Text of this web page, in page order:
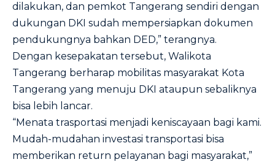
dilakukan, dan pemkot Tangerang sendiri dengan
dukungan DKI sudah mempersiapkan dokumen
pendukungnya bahkan DED,” terangnya.
Dengan kesepakatan tersebut, Walikota
Tangerang berharap mobilitas masyarakat Kota
Tangerang yang menuju DKI ataupun sebaliknya
bisa lebih lancar.
“Menata trasportasi menjadi keniscayaan bagi kami.
Mudah-mudahan investasi transportasi bisa
memberikan return pelayanan bagi masyarakat,”